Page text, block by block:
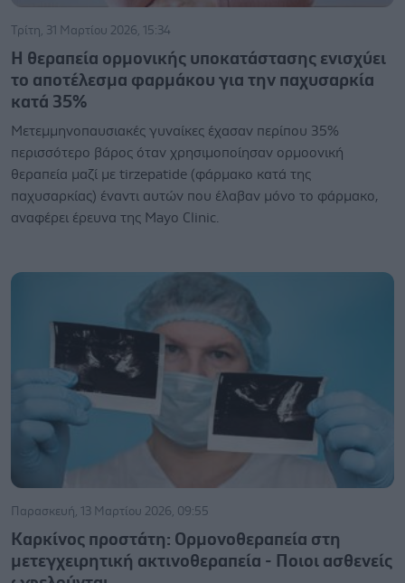
Τρίτη, 31 Μαρτίου 2026, 15:34
Η θεραπεία ορμονικής υποκατάστασης ενισχύει
το αποτέλεσμα φαρμάκου για την παχυσαρκία
κατά 35%
Μετεμμηνοπαυσιακές γυναίκες έχασαν περίπου 35%
περισσότερο βάρος όταν χρησιμοποίησαν ορμοονική
θεραπεία μαζί με tirzepatide (φάρμακο κατά της
παχυσαρκίας) έναντι αυτών που έλαβαν μόνο το φάρμακο,
αναφέρει έρευνα της Mayo Clinic.
Παρασκευή, 13 Μαρτίου 2026, 09:55
Καρκίνος προστάτη: Ορμονοθεραπεία στη
μετεγχειρητική ακτινοθεραπεία - Ποιοι ασθενείς